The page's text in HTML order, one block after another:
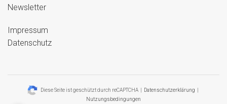
Newsletter
Impressum
Datenschutz
Diese Seite ist geschützt durch reCAPTCHA | Datenschutzerklärung
Nutzungsbedingungen